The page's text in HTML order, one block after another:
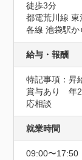
徒歩3分
都電荒川線
各線 池袋駅
給与・報酬
特記事項：昇
賞与あり　年
応相談
就業時間
09:00〜17:50